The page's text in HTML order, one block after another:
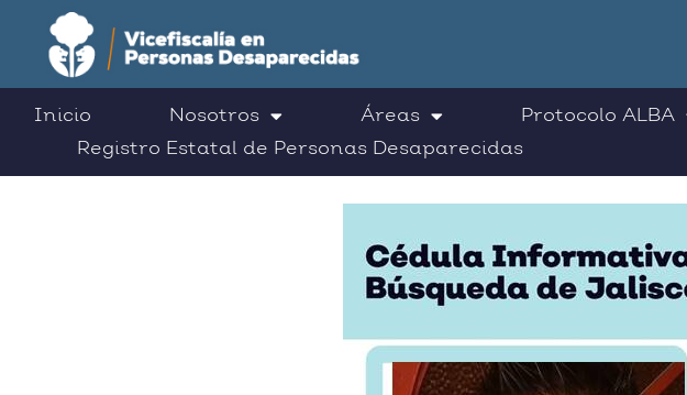
Inicio Nosotros Áreas Protocolo ALBA
Registro Estatal de Personas Desaparecidas